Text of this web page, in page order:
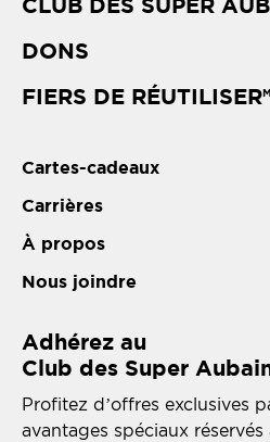
DONS
FIERS DE RÉUTILISER
Cartes-cadeaux
Carrières
À propos
Nous joindre
Adhérez au
Club des Super
Profitez d’offres exclusives
avantages spéciaux réservés